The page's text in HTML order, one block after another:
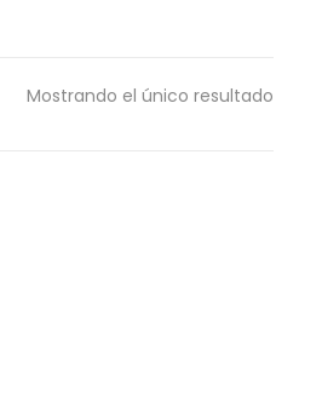
Mostrando el único resultado